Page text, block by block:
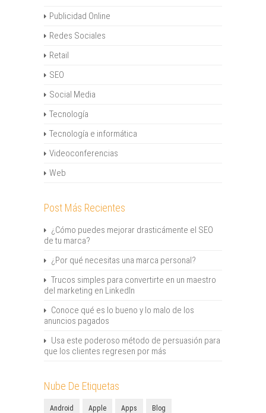
Publicidad Online
Redes Sociales
Retail
SEO
Social Media
Tecnología
Tecnología e informática
Videoconferencias
Web
Post Más Recientes
¿Cómo puedes mejorar drasticámente el SEO
de tu marca?
¿Por qué necesitas una marca personal?
Trucos simples para convertirte en un maestro
del marketing en LinkedIn
Conoce qué es lo bueno y lo malo de los
anuncios pagados
Usa este poderoso método de persuasión para
que los clientes regresen por más
Nube De Etiquetas
Android Apple Apps Blog